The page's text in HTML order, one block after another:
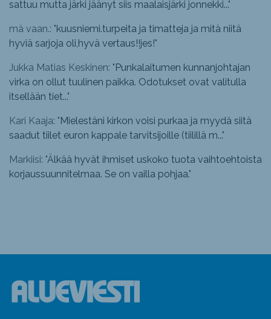
sattuu mutta järki jäänyt siis maalaisjärki jonnekki..."
mä vaan.: "kuusniemi.turpeita ja timatteja ja mitä niitä
hyviä sarjoja oli,hyvä vertaus!!jes!"
Jukka Matias Keskinen: " Punkalaitumen kunnanjohtajan
virka on ollut tuulinen paikka. Odotukset ovat valitulla
itsellään tiet..."
Kari Kaaja: " Mielestäni kirkon voisi purkaa ja myydä siitä
saadut tiilet euron kappale tarvitsijoille (tiilillä m..."
Markiisi: "Älkää hyvät ihmiset uskoko tuota vaihtoehtoista
korjaussuunnitelmaa. Se on vailla pohjaa."